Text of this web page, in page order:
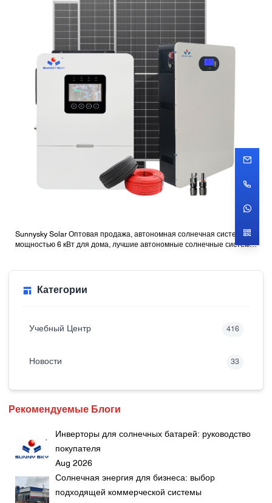
Sunnysky Solar Оптовая продажа, автономная солнечная система
мощностью 6 кВт для дома, лучшие автономные солнечные системы
Категории
Учебный Центр 416
Новости 33
Рекомендуемые Блоги
Инверторы для солнечных батарей: руководство
покупателя
Aug 2026
Солнечная энергия для бизнеса: выбор
подходящей коммерческой системы